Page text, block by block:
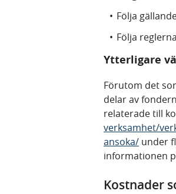
Följa
Följa
Ytterligare
Förutom det
delar av
relaterade till
verksamhet/
ansoka/ under
informationen
Kostnader